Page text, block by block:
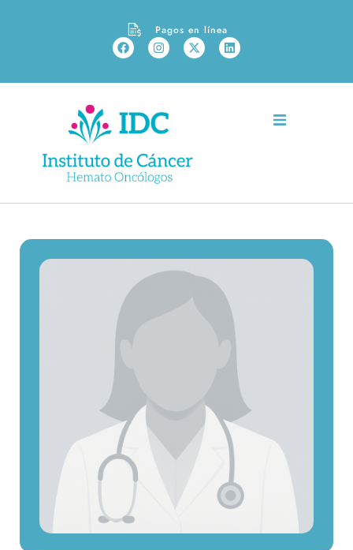
Pagos en línea